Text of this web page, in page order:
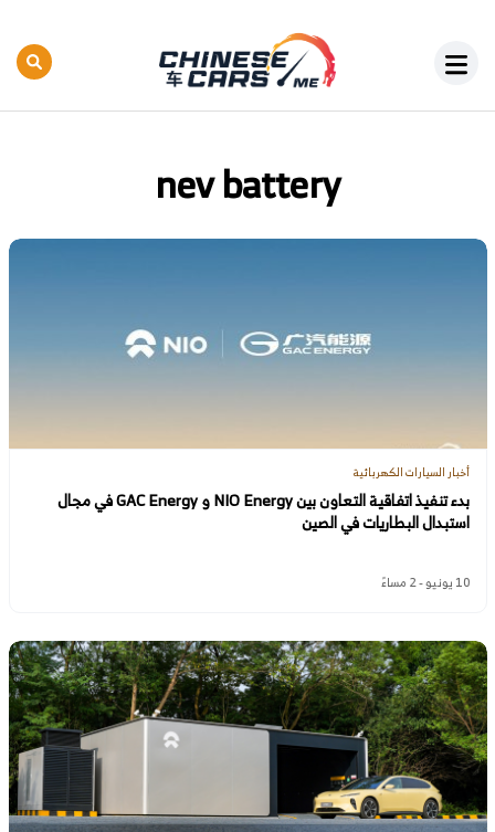
nev battery
أخبار السيارات الكهربائية
بدء تنفيذ اتفاقية التعاون بين NIO Energy و GAC Energy في مجال
استبدال البطاريات في الصين
10 يونيو - 2 مساءً